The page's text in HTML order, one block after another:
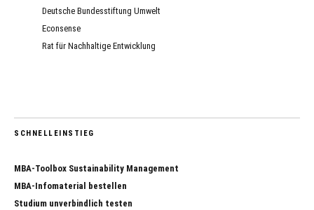
Deutsche Bundesstiftung Umwelt
Econsense
Rat für Nachhaltige Entwicklung
SCHNELLEINSTIEG
MBA-Toolbox Sustainability Management
MBA-Infomaterial bestellen
Studium unverbindlich testen